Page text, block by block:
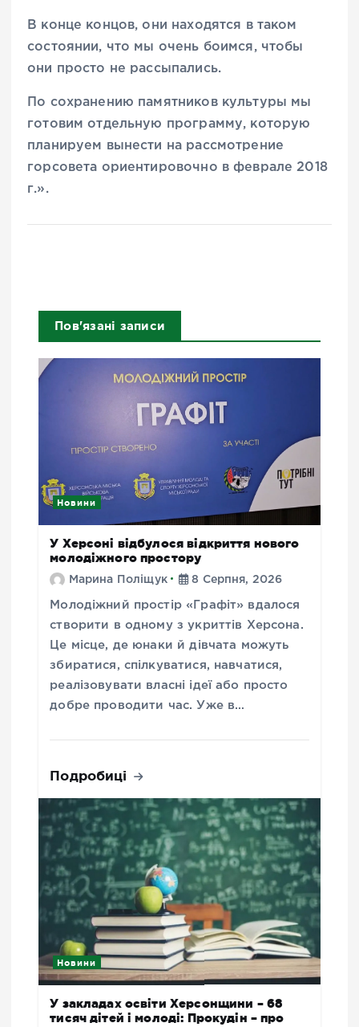
В конце концов, они находятся в таком
состоянии, что мы очень боимся, чтобы
они просто не рассыпались.
По сохранению памятников культуры мы
готовим отдельную программу, которую
планируем вынести на рассмотрение
горсовета ориентировочно в феврале 2018
г.».
Пов'язані записи
Новини
У Херсоні відбулося відкриття нового
молодіжного простору
Марина Поліщук 8 Серпня, 2026
Молодіжний простір «Графіт» вдалося
створити в одному з укриттів Херсона.
Це місце, де юнаки й дівчата можуть
збиратися, спілкуватися, навчатися,
реалізовувати власні ідеї або просто
добре проводити час. Уже в…
Подробиці
Новини
У закладах освіти Херсонщини – 68
тисяч дітей і молоді: Прокудін – про